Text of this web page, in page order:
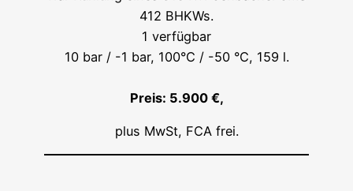
412 BHKWs.
1 verfügbar
10 bar / -1 bar, 100°C / -50 °C, 159 l.
Preis: 5.900 €,
plus MwSt, FCA frei.